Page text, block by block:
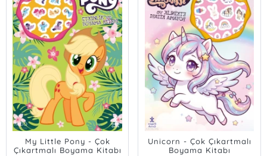
My Little Pony - Çok
Çıkartmalı Boyama Kitabı
Unicorn - Çok Çıkartmalı
Boyama Kitabı